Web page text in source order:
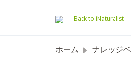
Back to iNaturalist
ホーム ナレッジベース